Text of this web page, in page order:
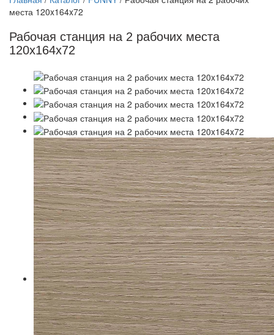
места 120x164x72
Рабочая станция на 2 рабочих места
120x164x72